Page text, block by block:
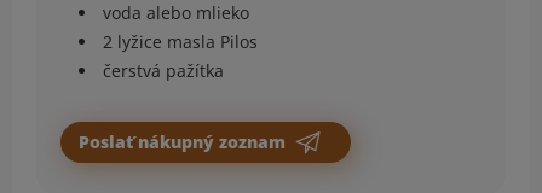
voda alebo mlieko
2 lyžice masla Pilos
čerstvá pažítka
Poslať nákupný zoznam